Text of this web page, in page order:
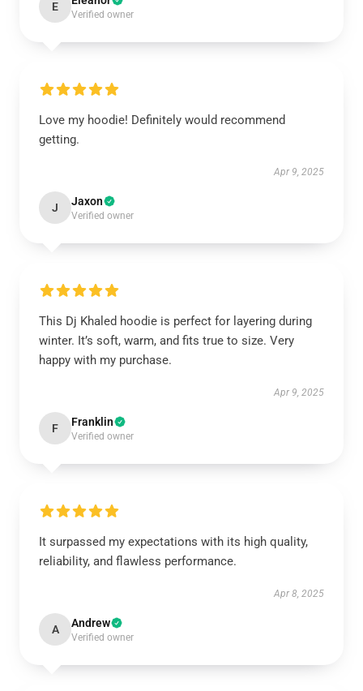
E
Verified owner
Love my hoodie! Definitely would recommend
getting.
Apr 9, 2025
J Jaxon
Verified owner
This Dj Khaled hoodie is perfect for layering during
winter. It’s soft, warm, and fits true to size. Very
happy with my purchase.
Apr 9, 2025
F Franklin
Verified owner
It surpassed my expectations with its high quality,
reliability, and flawless performance.
Apr 8, 2025
A Andrew
Verified owner